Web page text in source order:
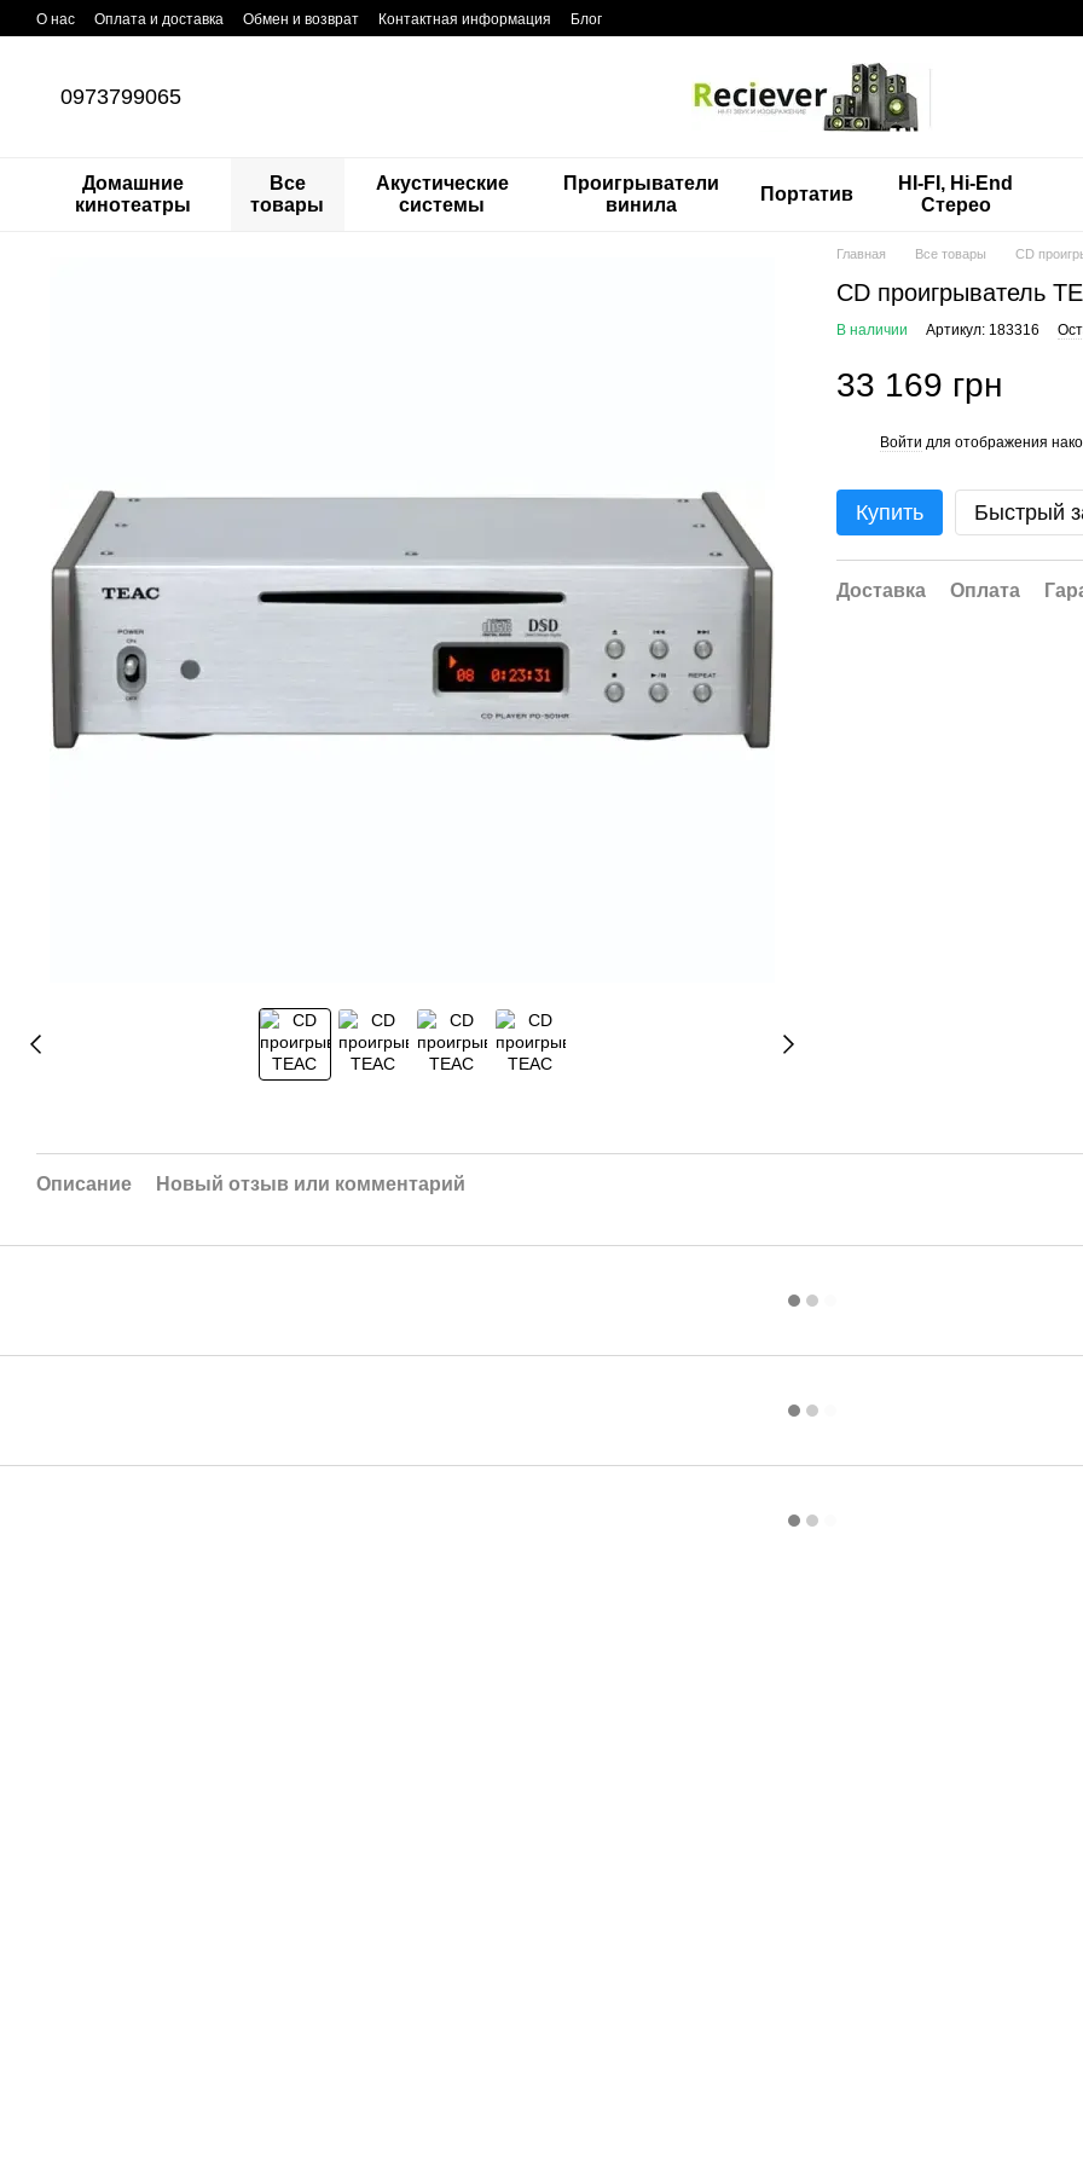
Перейти к основному контенту
О нас Оплата и доставка Обмен и возврат Контактная информация Блог
0973799065
Домашние
кинотеатры
Все
товары
Акустические
системы
Проигрыватели
винила
Портатив
HI-FI, Hi-End
Стерео
Главная Все товары CD
CD проигрыватель
В наличии Артикул: 183316
33 169 грн
Войти для отображения
Купить Быстрый
Доставка Оплата
Описание Новый отзыв или комментарий